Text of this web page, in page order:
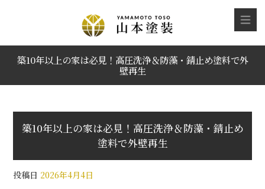
築10年以上の家は必見！高圧洗浄＆防藻・錆止め塗料で外
壁再生
築10年以上の家は必見！高圧洗浄＆防藻・錆止め
塗料で外壁再生
投稿日 2026年4月4日